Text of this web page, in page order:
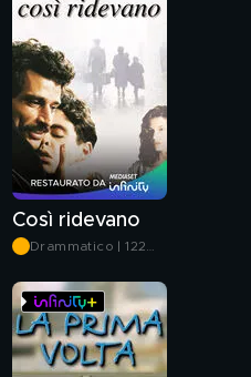
Così ridevano
Drammatico | 122